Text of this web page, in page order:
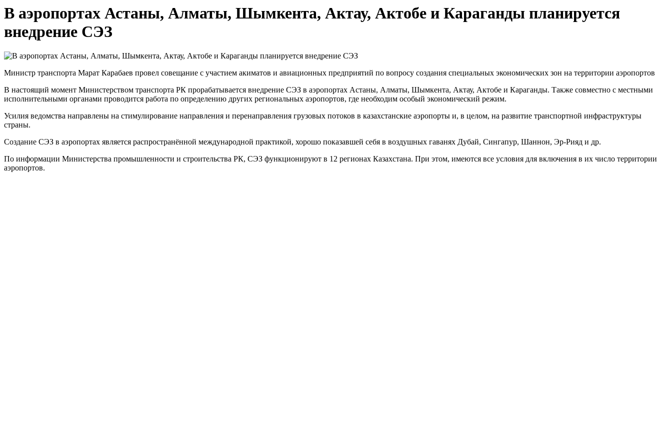
В аэропортах Астаны, Алматы, Шымкента, Актау, Актобе и Караганды планируется
внедрение СЭЗ
Министр транспорта Марат Карабаев провел совещание с участием акиматов и авиационных предприятий по вопросу создания специальных экономических зон на территории аэропортов
В настоящий момент Министерством транспорта РК прорабатывается внедрение СЭЗ в аэропортах Астаны, Алматы, Шымкента, Актау, Актобе и Караганды. Также совместно с местными
исполнительными органами проводится работа по определению других региональных аэропортов, где необходим особый экономический режим.
Усилия ведомства направлены на стимулирование направления и перенаправления грузовых потоков в казахстанские аэропорты и, в целом, на развитие транспортной инфраструктуры
страны.
Создание СЭЗ в аэропортах является распространённой международной практикой, хорошо показавшей себя в воздушных гаванях Дубай, Сингапур, Шаннон, Эр-Рияд и др.
По информации Министерства промышленности и строительства РК, СЭЗ функционируют в 12 регионах Казахстана. При этом, имеются все условия для включения в их число территории
аэропортов.